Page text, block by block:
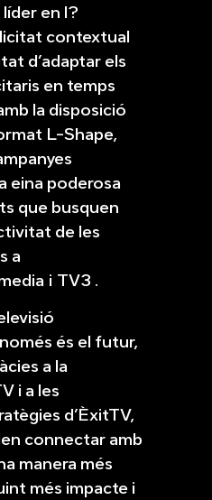
en l?
contextual
d’adaptar els
en temps
la disposició
L-Shape,
eina poderosa
que busquen
de les
a
i TV3 .
és el futur,
a la
i a les
d’ÈxitTV,
connectar amb
manera més
més impacte i